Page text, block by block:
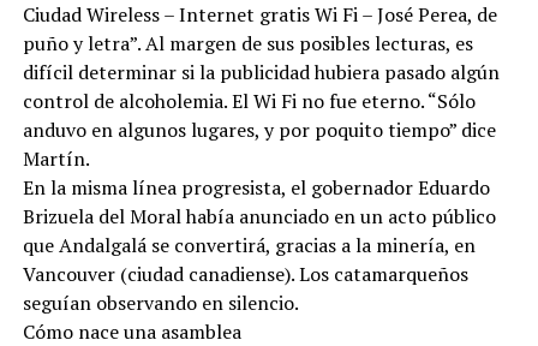
Ciudad Wireless – Internet gratis Wi Fi – José Perea, de
puño y letra”. Al margen de sus posibles lecturas, es
difícil determinar si la publicidad hubiera pasado algún
control de alcoholemia. El Wi Fi no fue eterno. “Sólo
anduvo en algunos lugares, y por poquito tiempo” dice
Martín.
En la misma línea progresista, el gobernador Eduardo
Brizuela del Moral había anunciado en un acto público
que Andalgalá se convertirá, gracias a la minería, en
Vancouver (ciudad canadiense). Los catamarqueños
seguían observando en silencio.
Cómo nace una asamblea